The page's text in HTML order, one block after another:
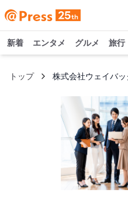
新着 エンタメ グルメ 旅行
トップ 株式会社ウェイバッ